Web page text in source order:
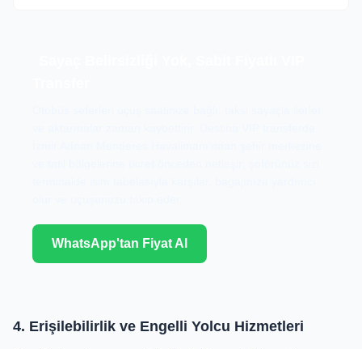
WhatsApp'tan Fiyat Al
4. Erişilebilirlik ve Engelli Yolcu Hizmetleri